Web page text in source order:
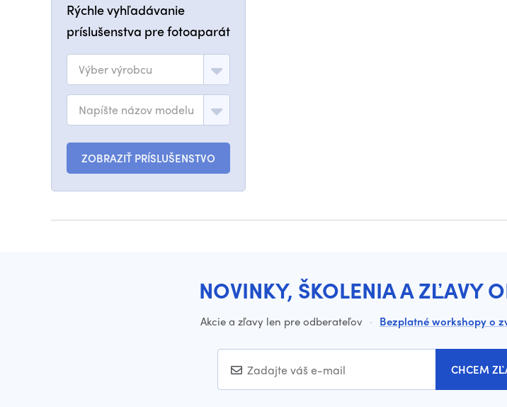
Rýchle vyhľadávanie
príslušenstva pre fotoaparát
Výber výrobcu
Napíšte názov modelu
ZOBRAZIŤ PRÍSLUŠENSTVO
NOVINKY, ŠKOLENIA A ZĽAVY
Akcie a zľavy len pre odberateľov · Bezplatné workshopy o
CHCEM